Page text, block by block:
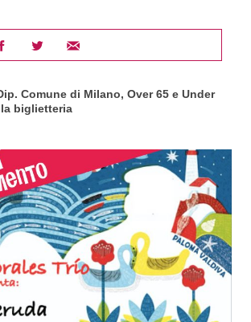
Comune di Milano, Over 65 e Under
biglietteria